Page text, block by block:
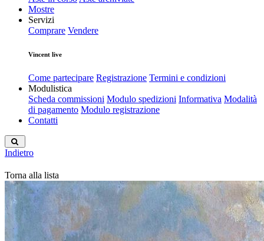
Mostre
Servizi
Comprare Vendere
Vincent live
Come partecipare Registrazione Termini e condizioni
Modulistica
Scheda commissioni Modulo spedizioni Informativa Modalità
di pagamento Modulo registrazione
Contatti
Indietro
Torna alla lista